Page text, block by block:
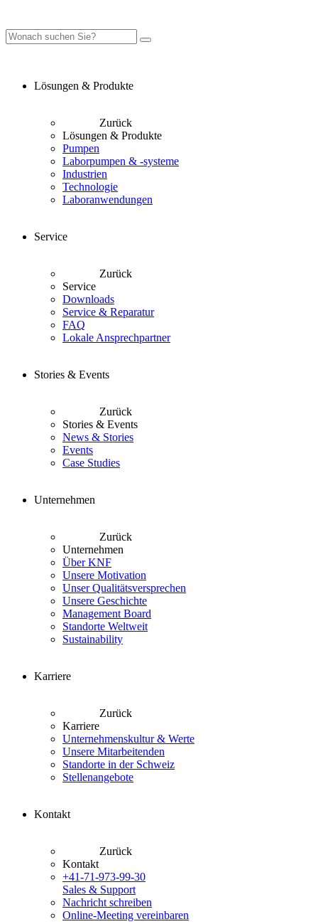
Lösungen & Produkte
Zurück
Lösungen & Produkte
Pumpen
Laborpumpen & -systeme
Industrien
Technologie
Laboranwendungen
Service
Zurück
Service
Downloads
Service & Reparatur
FAQ
Lokale Ansprechpartner
Stories & Events
Zurück
Stories & Events
News & Stories
Events
Case Studies
Unternehmen
Zurück
Unternehmen
Über KNF
Unsere Motivation
Unser Qualitätsversprechen
Unsere Geschichte
Management Board
Standorte Weltweit
Sustainability
Karriere
Zurück
Karriere
Unternehmenskultur & Werte
Unsere Mitarbeitenden
Standorte in der Schweiz
Stellenangebote
Kontakt
Zurück
Kontakt
+41-71-973-99-30
Sales & Support
Nachricht schreiben
Online-Meeting vereinbaren